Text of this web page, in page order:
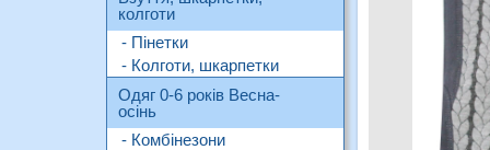
колготи
- Пінетки
- Колготи, шкарпетки
Одяг 0-6 років Весна-
осінь
- Комбінезони